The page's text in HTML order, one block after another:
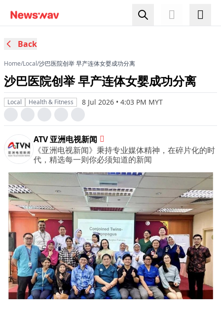
Back
Home/Local/ 沙巴医院创举 早产连体女婴成功分离
沙巴医院创举 早产连体女婴成功分离
Local Health & Fitness 8 Jul 2026 • 4:03 PM MYT
ATV 亚洲电视新闻
《亚洲电视新闻》秉持专业媒体精神，在碎片化的时
代，精选每一则你必须知道的新闻